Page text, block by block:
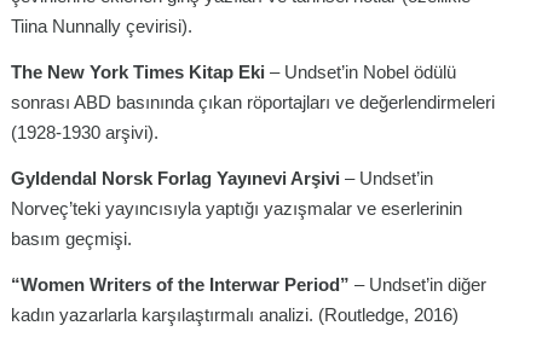
Tiina Nunnally çevirisi).
The New York Times Kitap Eki – Undset’in Nobel ödülü
sonrası ABD basınında çıkan röportajları ve değerlendirmeleri
(1928-1930 arşivi).
Gyldendal Norsk Forlag Yayınevi Arşivi – Undset’in
Norveç’teki yayıncısıyla yaptığı yazışmalar ve eserlerinin
basım geçmişi.
“Women Writers of the Interwar Period” – Undset’in diğer
kadın yazarlarla karşılaştırmalı analizi. (Routledge, 2016)